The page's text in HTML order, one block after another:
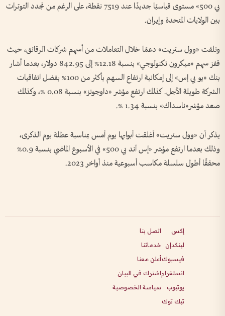
بي 500» مستوى قياسيًا جديدًا عند 7519 نقطة، على الرغم من تجدد التوترات
بين الولايات المتحدة وإيران.
وتلقت «وول ستريت» دعمًا خلال التعاملات من أسهم شركات الرقائق، حيث
قفز سهم «ميكرون تكنولوجي» بنسبة 12.18% إلى 842.95 دولار، بعدما أشار
بنك «يو بي إس» إلى إمكانية ارتفاع السهم بأكثر من 100% بفضل اتفاقيات
الشركة طويلة الأجل. كذلك ارتفع مؤشر «داوجونز» بنسبة 0.08 %، وكذلك
صعد مؤشر«ناسداك» بنسبة 1.34 %.
يذكر أن «وول ستريت» أغلقت أبوابها يوم أمس بمناسبة عطلة يوم الذكرى،
وذلك بعدما ارتفع مؤشر «إس آند بي 500» في الأسبوع الماضي بنسبة 0.9%
محققًا أطول سلسلة مكاسب أسبوعية منذ أواخر 2023.
إكس
لينكدإن
فيسبوك
انستغرام
يوتيوب
تيك توك
اتصل بنا
خدماتنا
أعلن معنا
اشترك في البيان
سياسة الخصوصية